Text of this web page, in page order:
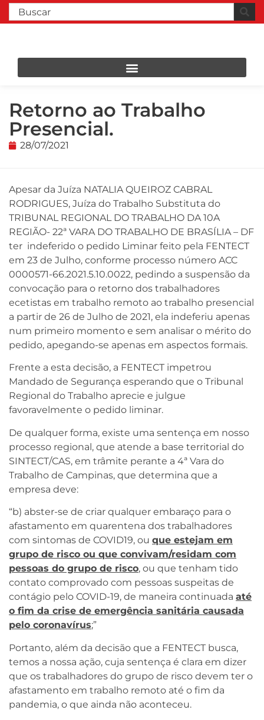
Retorno ao Trabalho
Presencial.
28/07/2021
Apesar da Juíza NATALIA QUEIROZ CABRAL
RODRIGUES, Juíza do Trabalho Substituta do
TRIBUNAL REGIONAL DO TRABALHO DA 10A
REGIÃO- 22ª VARA DO TRABALHO DE BRASÍLIA – DF
ter indeferido o pedido Liminar feito pela FENTECT
em 23 de Julho, conforme processo número ACC
0000571-66.2021.5.10.0022, pedindo a suspensão da
convocação para o retorno dos trabalhadores
ecetistas em trabalho remoto ao trabalho presencial
a partir de 26 de Julho de 2021, ela indeferiu apenas
num primeiro momento e sem analisar o mérito do
pedido, apegando-se apenas em aspectos formais.
Frente a esta decisão, a FENTECT impetrou
Mandado de Segurança esperando que o Tribunal
Regional do Trabalho aprecie e julgue
favoravelmente o pedido liminar.
De qualquer forma, existe uma sentença em nosso
processo regional, que atende a base territorial do
SINTECT/CAS, em trâmite perante a 4ª Vara do
Trabalho de Campinas, que determina que a
empresa deve:
“b) abster-se de criar qualquer embaraço para o
afastamento em quarentena dos trabalhadores
com sintomas de COVID19, ou que estejam em
grupo de risco ou que convivam/residam com
pessoas do grupo de risco, ou que tenham tido
contato comprovado com pessoas suspeitas de
contágio pelo COVID-19, de maneira continuada até
o fim da crise de emergência sanitária causada
pelo coronavírus;”
Portanto, além da decisão que a FENTECT busca,
temos a nossa ação, cuja sentença é clara em dizer
que os trabalhadores do grupo de risco devem ter o
afastamento em trabalho remoto até o fim da
pandemia, o que ainda não aconteceu.